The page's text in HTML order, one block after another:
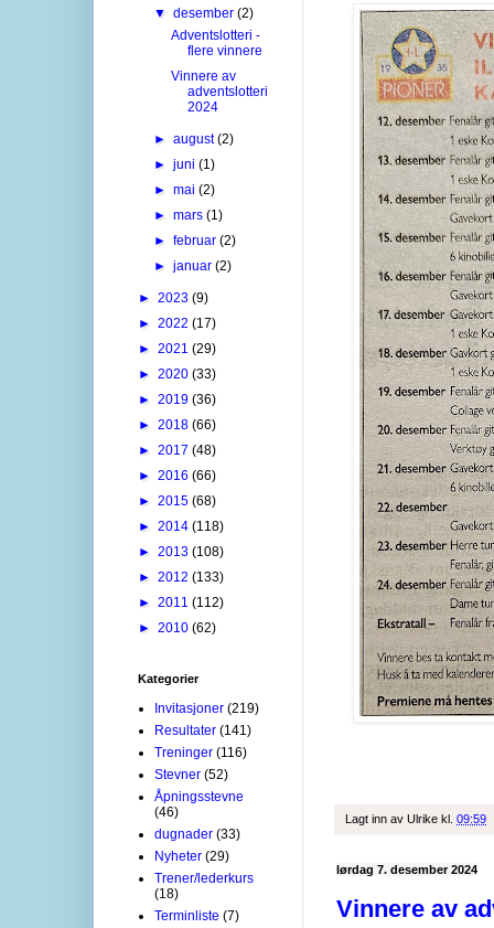
Lagt inn av Ulrike kl. 09:59
lørdag 7. desember 2024
Vinnere av
▼desember(2)
Adventslotteri -
flere vinnere
Vinnere av
adventslotteri
2024
►august(2)
►juni(1)
►mai(2)
►mars(1)
►februar(2)
►januar(2)
► 2023 (9)
► 2022 (17)
► 2021 (29)
► 2020 (33)
► 2019 (36)
► 2018 (66)
► 2017 (48)
► 2016 (66)
► 2015 (68)
► 2014 (118)
► 2013 (108)
► 2012 (133)
► 2011 (112)
► 2010 (62)
Kategorier
Invitasjoner (219)
Resultater (141)
Treninger (116)
Stevner (52)
Åpningsstevne
(46)
dugnader (33)
Nyheter (29)
Trener/lederkurs
(18)
Terminliste (7)